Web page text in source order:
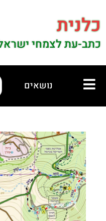
כלנית
כתב-עת לצמחי
נושאים